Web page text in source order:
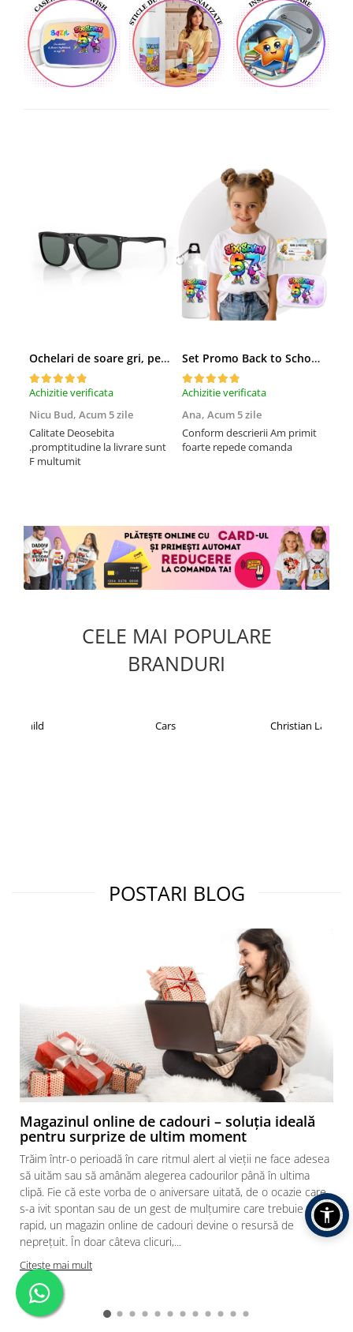
Ochelari de soare gri, pentru barbati, Daniel Klein Sunglasses, DK3250-2
Achizitie verificata
Nicu Bud, Acum 5 zile
Calitate Deosebita
.promptitudine la livrare sunt
F multumit
Set Promo Back to School Six Seven 67 – Tricou + Cutie + Bidon Personalizat pentru copilul tău
Achizitie verificata
Ana, Acum 5 zile
Conform descrierii Am primit
foarte repede comanda
CELE MAI POPULARE
BRANDURI
Christian Laurent
POSTARI BLOG
Magazinul online de cadouri – soluția ideală
pentru surprize de ultim moment
Trăim într-o perioadă în care ritmul alert al vieții ne face adesea
să uităm sau să amânăm alegerea cadourilor până în ultima
clipă. Fie că este vorba de o aniversare uitată, de o ocazie care
s-a ivit spontan sau de un gest de mulțumire care trebuie făcut
rapid, un magazin online de cadouri devine o resursă de
neprețuit. În doar câteva clicuri,...
Citeste mai mult